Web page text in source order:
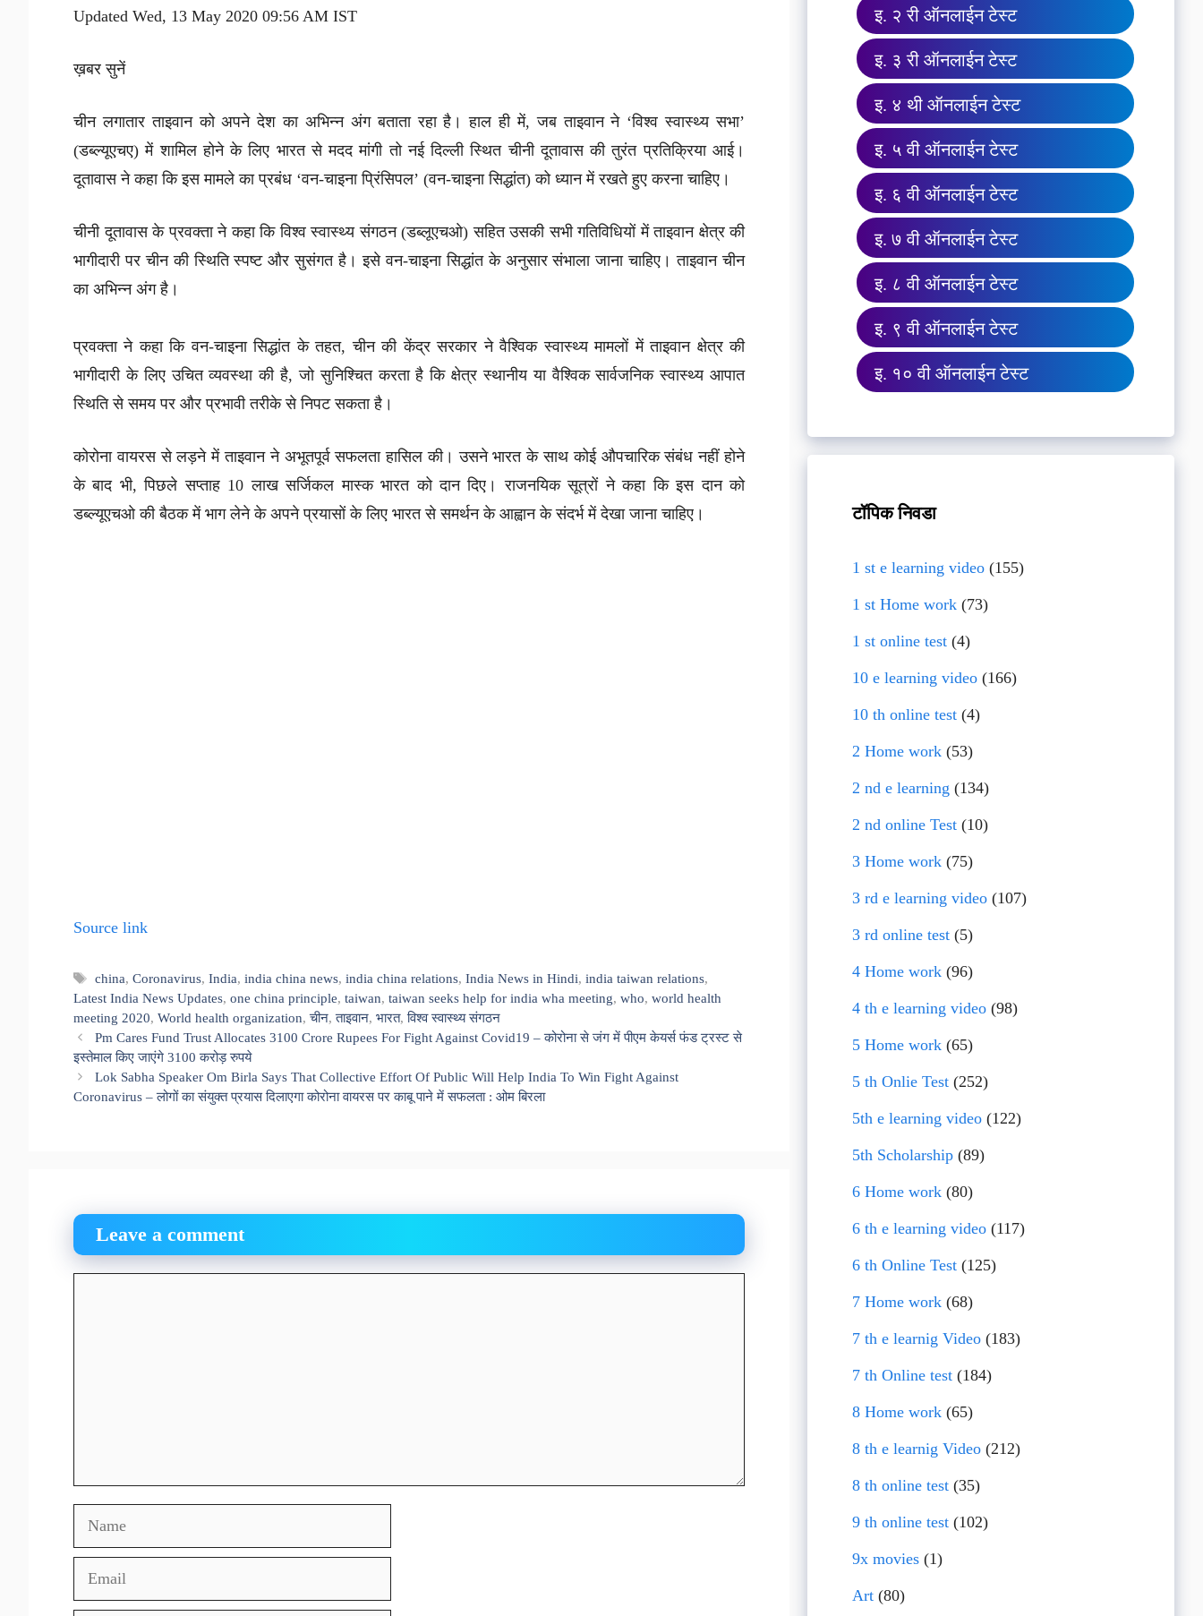
Updated Wed, 13 May 2020 09:56 AM IST
ख़बर सुनें
चीन लगातार ताइवान को अपने देश का अभिन्न अंग बताता रहा है। हाल ही में, जब ताइवान ने ‘विश्व स्वास्थ्य सभा’
(डब्ल्यूएचए) में शामिल होने के लिए भारत से मदद मांगी तो नई दिल्ली स्थित चीनी दूतावास की तुरंत प्रतिक्रिया आई।
दूतावास ने कहा कि इस मामले का प्रबंध ‘वन-चाइना प्रिंसिपल’ (वन-चाइना सिद्धांत) को ध्यान में रखते हुए करना चाहिए।
चीनी दूतावास के प्रवक्ता ने कहा कि विश्व स्वास्थ्य संगठन (डब्लूएचओ) सहित उसकी सभी गतिविधियों में ताइवान क्षेत्र की
भागीदारी पर चीन की स्थिति स्पष्ट और सुसंगत है। इसे वन-चाइना सिद्धांत के अनुसार संभाला जाना चाहिए। ताइवान चीन
का अभिन्न अंग है।
प्रवक्ता ने कहा कि वन-चाइना सिद्धांत के तहत, चीन की केंद्र सरकार ने वैश्विक स्वास्थ्य मामलों में ताइवान क्षेत्र की
भागीदारी के लिए उचित व्यवस्था की है, जो सुनिश्चित करता है कि क्षेत्र स्थानीय या वैश्विक सार्वजनिक स्वास्थ्य आपात
स्थिति से समय पर और प्रभावी तरीके से निपट सकता है।
कोरोना वायरस से लड़ने में ताइवान ने अभूतपूर्व सफलता हासिल की। उसने भारत के साथ कोई औपचारिक संबंध नहीं होने
के बाद भी, पिछले सप्ताह 10 लाख सर्जिकल मास्क भारत को दान दिए। राजनयिक सूत्रों ने कहा कि इस दान को
डब्ल्यूएचओ की बैठक में भाग लेने के अपने प्रयासों के लिए भारत से समर्थन के आह्वान के संदर्भ में देखा जाना चाहिए।
Source link
Tags
china,Coronavirus,India,india china news,india china relations,India News in Hindi,india taiwan relations,
Latest India News Updates, one china principle, taiwan, taiwan seeks help for india wha meeting, who, world health
meeting 2020, World health organization,चीन,ताइवान, भारत,विश्व स्वास्थ्य संगठन
Pm Cares Fund Trust Allocates 3100 Crore Rupees For Fight Against Covid19 – कोरोना से जंग में पीएम केयर्स फंड ट्रस्ट से
इस्तेमाल किए जाएंगे 3100 करोड़ रुपये
Lok Sabha Speaker Om Birla Says That Collective Effort Of Public Will Help India To Win Fight Against
Coronavirus – लोगों का संयुक्त प्रयास दिलाएगा कोरोना वायरस पर काबू पाने में सफलता : ओम बिरला
Leave a comment
Name
Email
इ. २ री ऑनलाईन टेस्ट
इ. ३ री ऑनलाईन टेस्ट
इ. ४ थी ऑनलाईन टेस्ट
इ. ५ वी ऑनलाईन टेस्ट
इ. ६ वी ऑनलाईन टेस्ट
इ. ७ वी ऑनलाईन टेस्ट
इ. ८ वी ऑनलाईन टेस्ट
इ. ९ वी ऑनलाईन टेस्ट
इ. १० वी ऑनलाईन टेस्ट
टॉपिक निवडा
1 st e learning video (155)
1 st Home work (73)
1 st online test (4)
10 e learning video (166)
10 th online test (4)
2 Home work (53)
2 nd e learning (134)
2 nd online Test (10)
3 Home work (75)
3 rd e learning video (107)
3 rd online test (5)
4 Home work (96)
4 th e learning video (98)
5 Home work (65)
5 th Onlie Test (252)
5th e learning video (122)
5th Scholarship (89)
6 Home work (80)
6 th e learning video (117)
6 th Online Test (125)
7 Home work (68)
7 th e learnig Video (183)
7 th Online test (184)
8 Home work (65)
8 th e learnig Video (212)
8 th online test (35)
9 th online test (102)
9x movies (1)
Art (80)